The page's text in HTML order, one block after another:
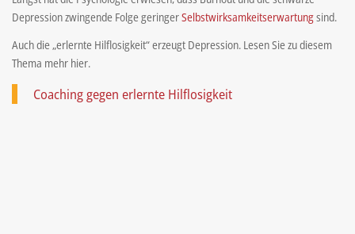
Depression zwingende Folge geringerSelbstwirksamkeitserwartungsind.
Auch die „erlernte Hilflosigkeit“ erzeugt Depression. Lesen Sie zu diesem
Thema mehr hier.
Coaching gegen erlernte Hilflosigkeit